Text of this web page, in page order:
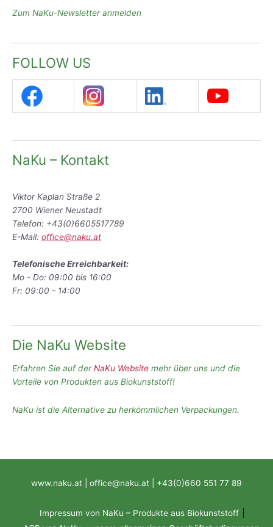
Zum NaKu-Newsletter anmelden
FOLLOW US
NaKu – Kontakt
Viktor Kaplan Straße 2
2700 Wiener Neustadt
Telefon: +43(0)6605517789
E-Mail: office@naku.at
Telefonische Erreichbarkeit:
Mo - Do: 09:00 bis 16:00
Fr: 09:00 - 14:00
Die NaKu Website
Erfahren Sie auf derNaKu Website mehr über uns und die
Vorteile von Produkten aus Biokunststoff!
NaKu ist die Alternative zu herkömmlichen Verpackungen.
www.naku.at | office@naku.at | +43(0)660 551 77 89
Impressum von NaKu – Produkte aus Biokunststoff